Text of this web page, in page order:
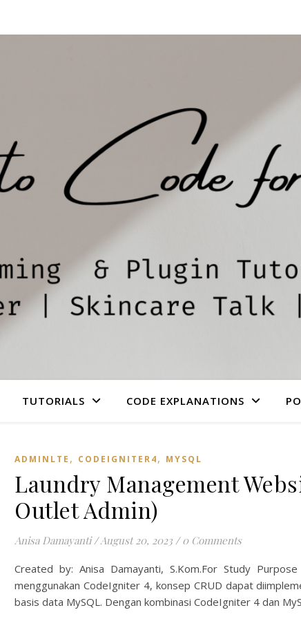
TUTORIALS CODE EXPLANATIONS
ADMINLTE , CODEIGNITER4, MYSQL
Laundry Management
Outlet Admin)
Anisa Damayanti /August 20, 2023 / 0 Comments
Created by: Anisa Damayanti, S.Kom.For Study
menggunakan CodeIgniter 4, konsep CRUD dapat
basis data MySQL. Dengan kombinasi CodeIgniter 4 dan